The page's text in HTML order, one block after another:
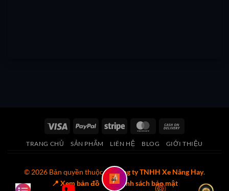
Visa PayPal Stripe MasterCard
Delivery
TRANG CHỦ SẢN PHẨM LIÊN HỆ BLOG GIỚI THIỆU
© 2026 Bản quyền thuộc vềCông ty TNHH Xe Nâng Hay.
📍 Xem bản đồ
🔒 Chính sách bảo mật